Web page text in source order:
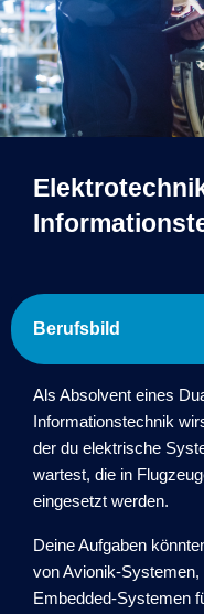
Berufsbild
Als Absolvent eines
Informationstechnik
der du elektrische
wartest, die in
eingesetzt werden.
Deine Aufgaben
von Avionik-
Embedded-Systemen